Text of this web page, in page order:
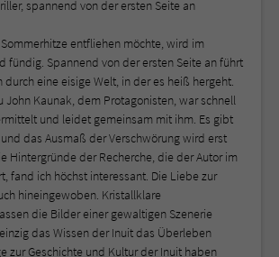
spannend von der ersten Seite an
entfliehen möchte, wird im
fündig. Spannend von der ersten Seite an führt
durch eine eisige Welt, in der es heiß hergeht.
John Kaunak, dem Protagonisten, war schnell
und leidet gemeinsam mit ihm. Es gibt
das Ausmaß der Verschwörung wird erst
Hintergründe der Recherche, die der Autor im
fand ich höchst interessant. Die Liebe zur
hineingewoben. Kristallklare
die Bilder einer gewaltigen Szenerie
das Wissen der Inuit das Überleben
zur Geschichte und Kultur der Inuit haben